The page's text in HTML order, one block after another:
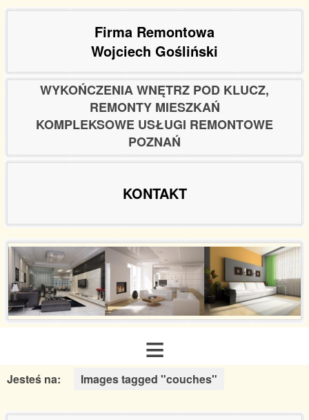
Firma Remontowa
Wojciech Gośliński
WYKOŃCZENIA WNĘTRZ POD KLUCZ,
REMONTY MIESZKAŃ
KOMPLEKSOWE USŁUGI REMONTOWE
POZNAŃ
KONTAKT
Strona główna
≡
Jesteś na: Images tagged "couches"